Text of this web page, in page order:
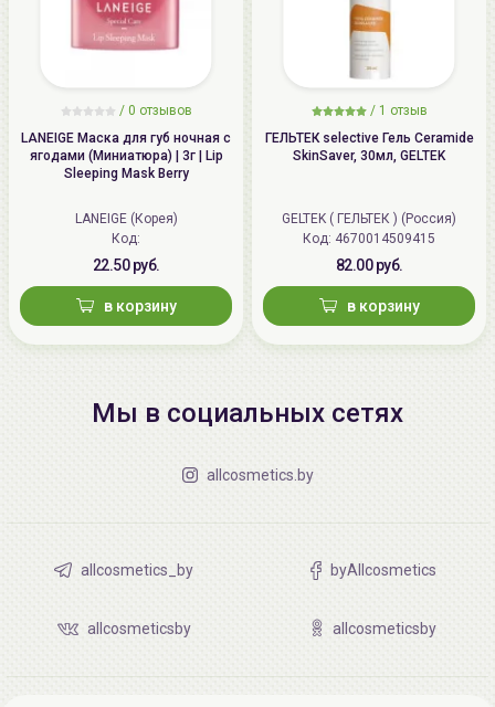
/ 0 отзывов
LANEIGE Маска для губ ночная с
ягодами (Миниатюра) | 3г | Lip
Sleeping Mask Berry
LANEIGE (Корея)
Код:
22.50 руб.
в корзину
/ 1 отзыв
ГЕЛЬТЕК selective Гель Ceramide
SkinSaver, 30мл, GELTEK
GELTEK ( ГЕЛЬТЕК ) (Россия)
Код: 4670014509415
82.00 руб.
в корзину
Мы в социальных сетях
allcosmetics.by
allcosmetics_by byAllcosmetics
allcosmeticsby allcosmeticsby